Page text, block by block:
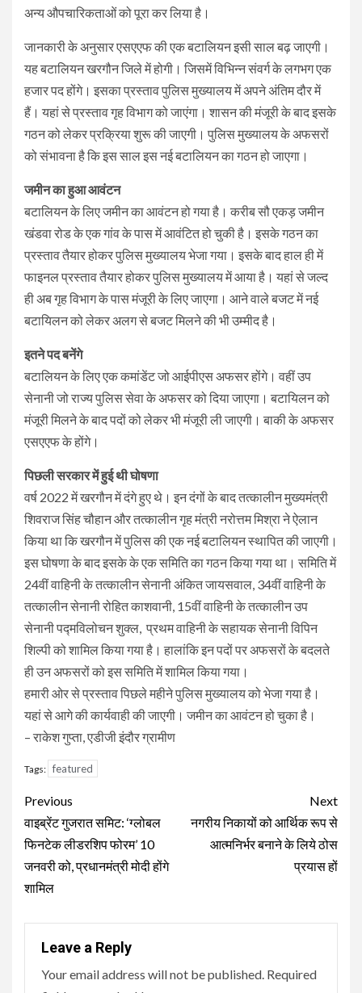
अन्य औपचारिकताओं को पूरा कर लिया है।
जानकारी के अनुसार एसएएफ की एक बटालियन इसी साल बढ़ जाएगी।
यह बटालियन खरगौन जिले में होगी। जिसमें विभिन्न संवर्ग के लगभग एक
हजार पद होंगे। इसका प्रस्ताव पुलिस मुख्यालय में अपने अंतिम दौर में
हैं। यहां से प्रस्ताव गृह विभाग को जाएंगा। शासन की मंजूरी के बाद इसके
गठन को लेकर प्रक्रिया शुरू की जाएगी। पुलिस मुख्यालय के अफसरों
को संभावना है कि इस साल इस नई बटालियन का गठन हो जाएगा।
जमीन का हुआ आवंटन
बटालियन के लिए जमीन का आवंटन हो गया है। करीब सौ एकड़ जमीन
खंडवा रोड के एक गांव के पास में आवंटित हो चुकी है। इसके गठन का
प्रस्ताव तैयार होकर पुलिस मुख्यालय भेजा गया। इसके बाद हाल ही में
फाइनल प्रस्ताव तैयार होकर पुलिस मुख्यालय में आया है। यहां से जल्द
ही अब गृह विभाग के पास मंजूरी के लिए जाएगा। आने वाले बजट में नई
बटायिलन को लेकर अलग से बजट मिलने की भी उम्मीद है।
इतने पद बनेंगे
बटालियन के लिए एक कमांडेंट जो आईपीएस अफसर होंगे। वहीं उप
सेनानी जो राज्य पुलिस सेवा के अफसर को दिया जाएगा। बटायिलन को
मंजूरी मिलने के बाद पदों को लेकर भी मंजूरी ली जाएगी। बाकी के अफसर
एसएएफ के होंगे।
पिछली सरकार में हुई थी घोषणा
वर्ष 2022 में खरगौन में दंगे हुए थे। इन दंगों के बाद तत्कालीन मुख्यमंत्री
शिवराज सिंह चौहान और तत्कालीन गृह मंत्री नरोत्तम मिश्रा ने ऐलान
किया था कि खरगौन में पुलिस की एक नई बटालियन स्थापित की जाएगी।
इस घोषणा के बाद इसके के एक समिति का गठन किया गया था। समिति में
24वीं वाहिनी के तत्कालीन सेनानी अंकित जायसवाल, 34वीं वाहिनी के
तत्कालीन सेनानी रोहित काशवानी, 15वीं वाहिनी के तत्कालीन उप
सेनानी पद्मविलोचन शुक्ल, प्रथम वाहिनी के सहायक सेनानी विपिन
शिल्पी को शामिल किया गया है। हालांकि इन पदों पर अफसरों के बदलते
ही उन अफसरों को इस समिति में शामिल किया गया।
हमारी ओर से प्रस्ताव पिछले महीने पुलिस मुख्यालय को भेजा गया है।
यहां से आगे की कार्यवाही की जाएगी। जमीन का आवंटन हो चुका है।
– राकेश गुप्ता, एडीजी इंदौर ग्रामीण
Tags: featured
Continue
Reading
Previous
वाइब्रेंट गुजरात समिट: ‘ग्लोबल
फिनटेक लीडरशिप फोरम’ 10
जनवरी को, प्रधानमंत्री मोदी होंगे
शामिल
Next
नगरीय निकायों को आर्थिक रूप से
आत्मनिर्भर बनाने के लिये ठोस
प्रयास हों
Leave a Reply
Your email address will not be published. Required